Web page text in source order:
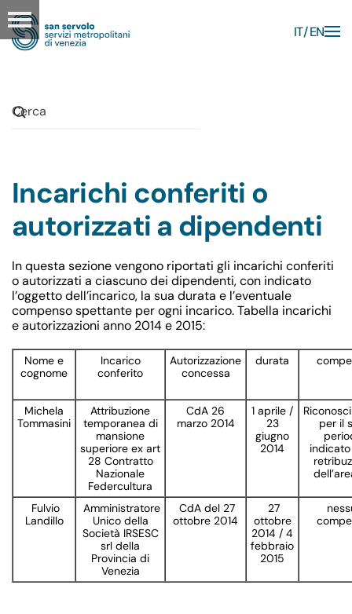
Skip to main content
IT EN
Incarichi conferiti o
autorizzati a dipendenti
In questa sezione vengono riportati gli incarichi conferiti
o autorizzati a ciascuno dei dipendenti, con indicato
l’oggetto dell’incarico, la sua durata e l’eventuale
compenso spettante per ogni incarico. Tabella incarichi
e autorizzazioni anno 2014 e 2015:
Nome e
cognome
Incarico
conferito
Autorizzazione
concessa
durata
Michela
Tommasini
Attribuzione
temporanea di
mansione
superiore ex art
28 Contratto
Nazionale
Federcultura
CdA 26
marzo 2014
1 aprile /
23
giugno
2014
per il
Fulvio
Landillo
Amministratore
Unico della
Società IRSESC
srl della
Provincia di
Venezia
CdA del 27
ottobre 2014
27
ottobre
2014 / 4
febbraio
2015